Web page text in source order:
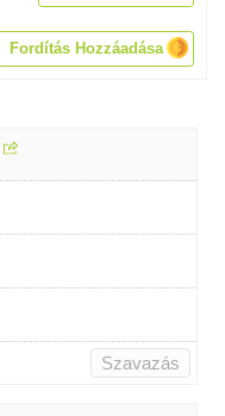
Fordítás Hozzáadása
Szavazás